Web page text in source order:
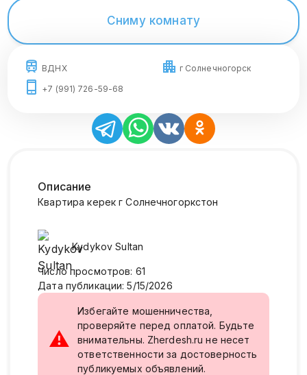
Сниму комнату
ВДНХ
г Солнечногорск
+7 (991) 726-59-68
Описание
Квартира керек г Солнечногоркстон
Kydykov Sultan
Число просмотров: 61
Дата публикации: 5/15/2026
⚠
Избегайте мошенничества,
проверяйте перед оплатой. Будьте
внимательны. Zherdesh.ru не несет
ответственности за достоверность
публикуемых объявлений.